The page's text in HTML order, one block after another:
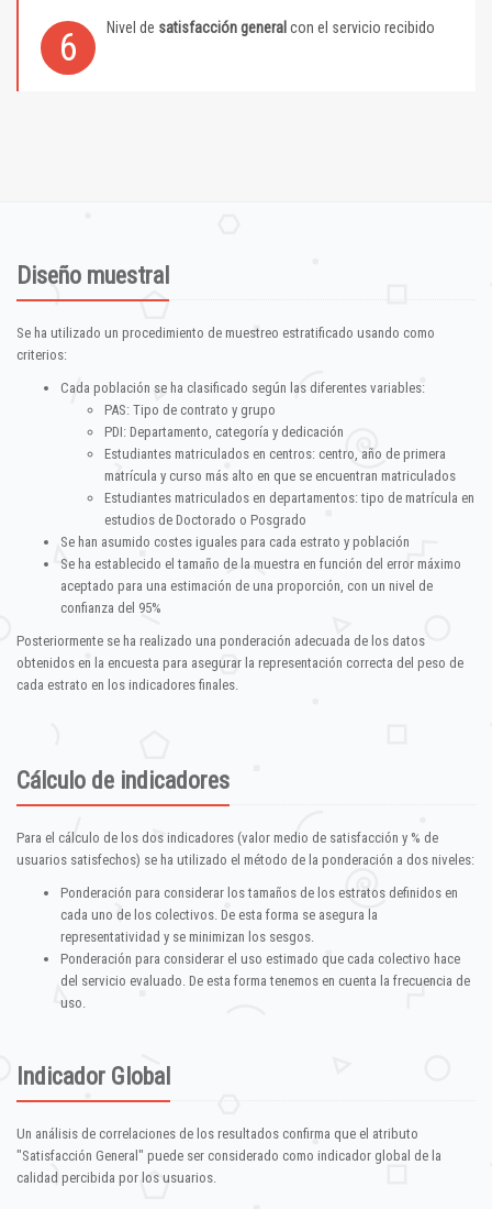
6 Nivel de satisfacción general con el servicio recibido
Diseño muestral
Se ha utilizado un procedimiento de muestreo estratificado usando como
criterios:
Cada población se ha clasificado según las diferentes variables:
PAS: Tipo de contrato y grupo
PDI: Departamento, categoría y dedicación
Estudiantes matriculados en centros: centro, año de primera
matrícula y curso más alto en que se encuentran matriculados
Estudiantes matriculados en departamentos: tipo de matrícula en
estudios de Doctorado o Posgrado
Se han asumido costes iguales para cada estrato y población
Se ha establecido el tamaño de la muestra en función del error máximo
aceptado para una estimación de una proporción, con un nivel de
confianza del 95%
Posteriormente se ha realizado una ponderación adecuada de los datos
obtenidos en la encuesta para asegurar la representación correcta del peso de
cada estrato en los indicadores finales.
Cálculo de indicadores
Para el cálculo de los dos indicadores (valor medio de satisfacción y % de
usuarios satisfechos) se ha utilizado el método de la ponderación a dos niveles:
Ponderación para considerar los tamaños de los estratos definidos en
cada uno de los colectivos. De esta forma se asegura la
representatividad y se minimizan los sesgos.
Ponderación para considerar el uso estimado que cada colectivo hace
del servicio evaluado. De esta forma tenemos en cuenta la frecuencia de
uso.
Indicador Global
Un análisis de correlaciones de los resultados confirma que el atributo
"Satisfacción General" puede ser considerado como indicador global de la
calidad percibida por los usuarios.